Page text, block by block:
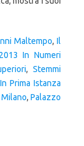
Maltempo, Il
2013 In Numeri
, Stemmi
Prima Istanza
,Palazzo